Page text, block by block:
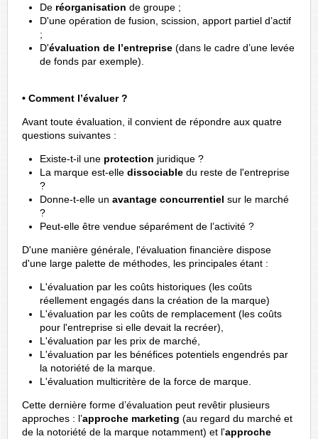
De réorganisation de groupe ;
D'une opération de fusion, scission, apport partiel d’actif
;
D'évaluation de l’entreprise (dans le cadre d’une levée
de fonds par exemple).
• Comment l’évaluer ?
Avant toute évaluation, il convient de répondre aux quatre
questions suivantes :
Existe-t-il une protection juridique ?
La marque est-elle dissociable du reste de l'entreprise
?
Donne-t-elle un avantage concurrentiel sur le marché
?
Peut-elle être vendue séparément de l’activité ?
D'une manière générale, l'évaluation financière dispose
d'une large palette de méthodes, les principales étant :
L'évaluation par les coûts historiques (les coûts
réellement engagés dans la création de la marque)
L'évaluation par les coûts de remplacement (les coûts
pour l'entreprise si elle devait la recréer),
L'évaluation par les prix de marché,
L'évaluation par les bénéfices potentiels engendrés par
la notoriété de la marque.
L'évaluation multicritère de la force de marque.
Cette dernière forme d’évaluation peut revêtir plusieurs
approches : l’approche marketing (au regard du marché et
de la notoriété de la marque notamment) et l'approche